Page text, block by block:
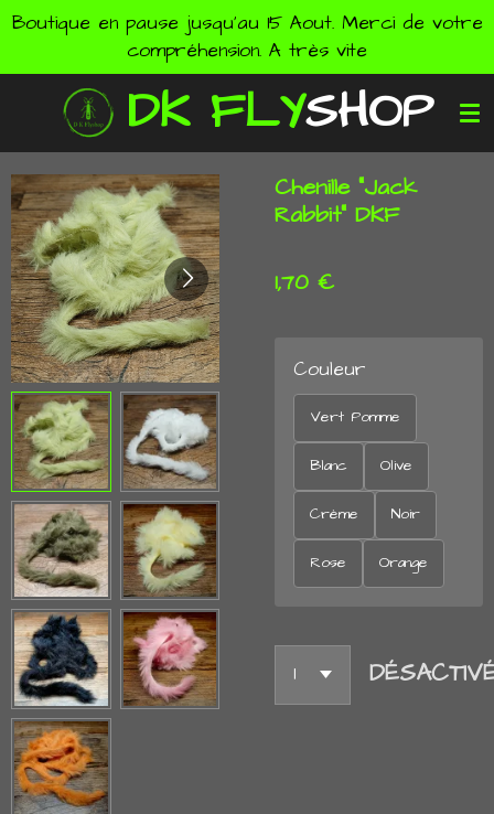
Passer
contenu
principal
DK FLYSHOP
Boutique en pause jusqu'au 15 Aout. Merci de votre
compréhension. A très vite
Chenille "Jack
Rabbit" DKF
1,70 €
Couleur
Vert Pomme
Blanc Olive
Crème Noir
Rose Orange